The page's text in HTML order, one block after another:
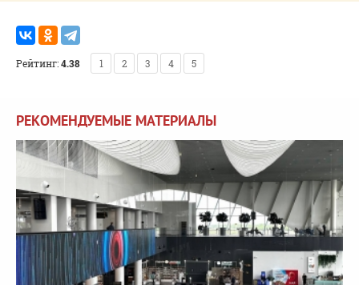
Рейтинг:4.38 1 2 3 4 5
РЕКОМЕНДУЕМЫЕ МАТЕРИАЛЫ